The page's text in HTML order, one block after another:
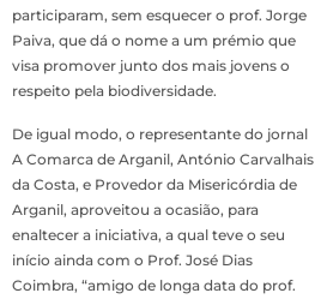
participaram, sem esquecer o prof. Jorge
Paiva, que dá o nome a um prémio que
visa promover junto dos mais jovens o
respeito pela biodiversidade.
De igual modo, o representante do jornal
A Comarca de Arganil, António Carvalhais
da Costa, e Provedor da Misericórdia de
Arganil, aproveitou a ocasião, para
enaltecer a iniciativa, a qual teve o seu
início ainda com o Prof. José Dias
Coimbra, “amigo de longa data do prof.